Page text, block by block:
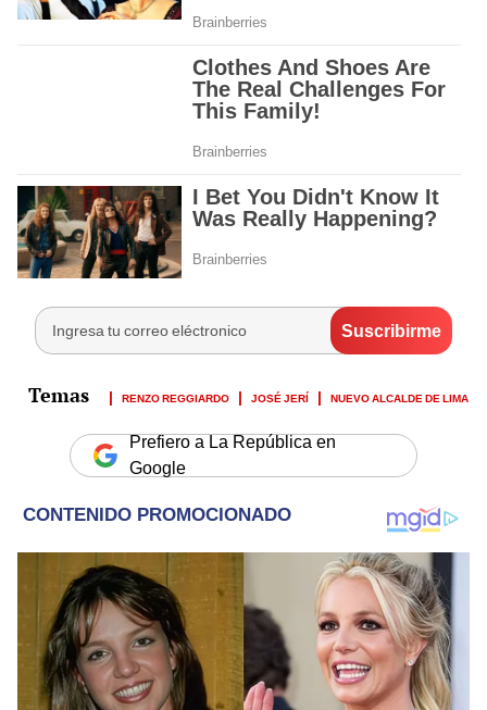
RENZO REGGIARDO JOSÉ JERÍ NUEVO ALCALDE DE LIMA
Prefiero a La República en
Google